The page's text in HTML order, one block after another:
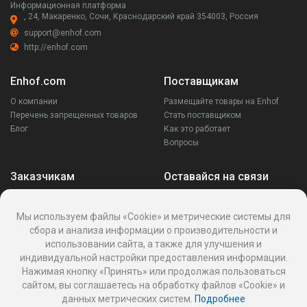
Информационная платформа
, 24, Макаренко, Сочи, Краснодарский край 354003, Россия
support@enhof.com
http://enhof.com
Enhof.com
О компании
Перечень запрещенных товаров
Блог
Поставщикам
Размещайте товары на Enhof
Стать поставщиком
Как это работает
Вопросы
Заказчикам
Ваши запросы
Написать поставщику
Написать в поддержку
Реквизиты
Оставайся на связи
Мы используем файлы «Cookie» и метрические системы для
сбора и анализа информации о производительности и
использовании сайта, а также для улучшения и
индивидуальной настройки предоставления информации.
Нажимая кнопку «Принять» или продолжая пользоваться
сайтом, вы соглашаетесь на обработку файлов «Cookie» и
данных метрических систем. Подробнее